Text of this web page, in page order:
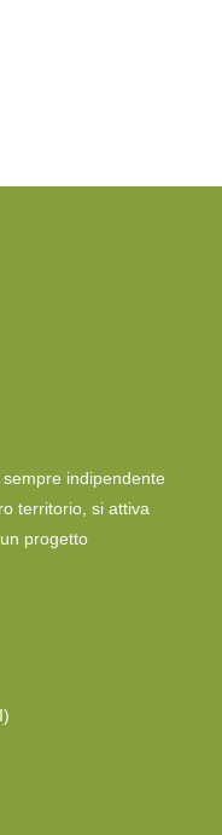
sempre indipendente
territorio, si attiva
progetto